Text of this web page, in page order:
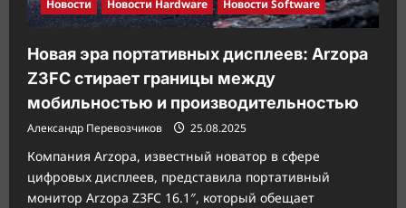
Новости Новости Hardware Новости Software
Новая эра портативных дисплеев: Arzopa
Z3FC стирает границы между
мобильностью и производительностью
Александр Перевозчиков 25.08.2025
Компания Arzopa, известный новатор в сфере
цифровых дисплеев, представила портативный
монитор Arzopa Z3FC 16.1″, который обещает